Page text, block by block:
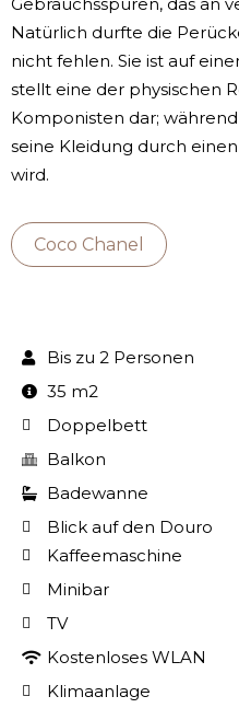
Natürlich durfte die
nicht fehlen. Sie ist auf
stellt eine der physischen
Komponisten dar;
seine Kleidung durch
wird.
Coco Chanel
Bis zu 2 Personen
35 m2
Doppelbett
Balkon
Badewanne
Blick auf den Douro
Kaffeemaschine
Minibar
TV
Kostenloses WLAN
Klimaanlage